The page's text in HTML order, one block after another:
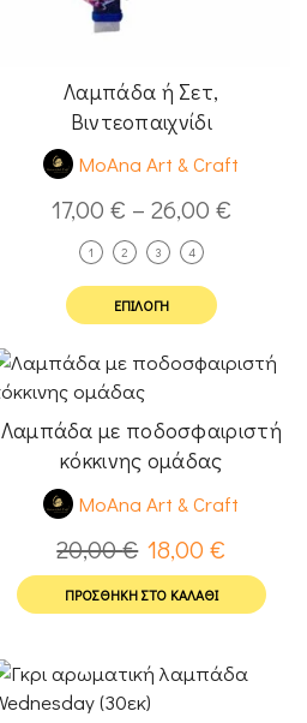
Λαμπάδα ή Σετ,
Βιντεοπαιχνίδι
MoAna Art & Craft
17,00 € – 26,00 €
1 2 3 4
ΕΠΙΛΟΓΉ
Λαμπάδα με ποδοσφαιριστή
κόκκινης ομάδας
MoAna Art & Craft
20,00€ 18,00€
ΠΡΟΣΘΉΚΗ ΣΤΟ ΚΑΛΆΘΙ